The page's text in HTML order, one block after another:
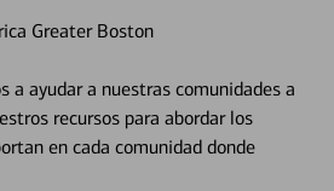
Greater Boston
a ayudar a nuestras comunidades a
recursos para abordar los
en cada comunidad donde